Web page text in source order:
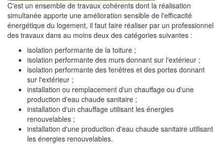
C'est un ensemble de travaux cohérents dont la réalisation
simultanée apporte une amélioration sensible de l'efficacité
énergétique du logement, il faut faire réaliser par un professionnel
des travaux dans au moins deux des catégories suivantes :
isolation performante de la toiture ;
isolation performante des murs donnant sur l'extérieur ;
isolation performante des fenêtres et des portes donnant
sur l'extérieur ;
installation ou remplacement d'un chauffage ou d'une
production d'eau chaude sanitaire ;
installation d'un chauffage utilisant les énergies
renouvelables ;
installation d'une production d'eau chaude sanitaire utilisant
les énergies renouvelables.